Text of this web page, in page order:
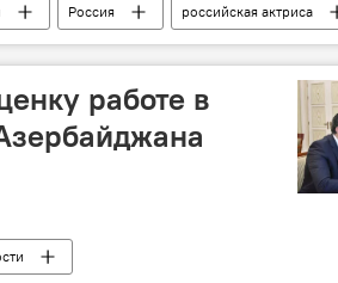
Россия
российская актриса
ДТП хирург Азербайджанец
работе в